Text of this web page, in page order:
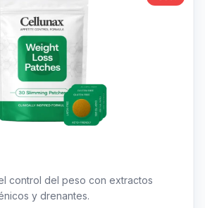
control del peso con extractos
y drenantes.